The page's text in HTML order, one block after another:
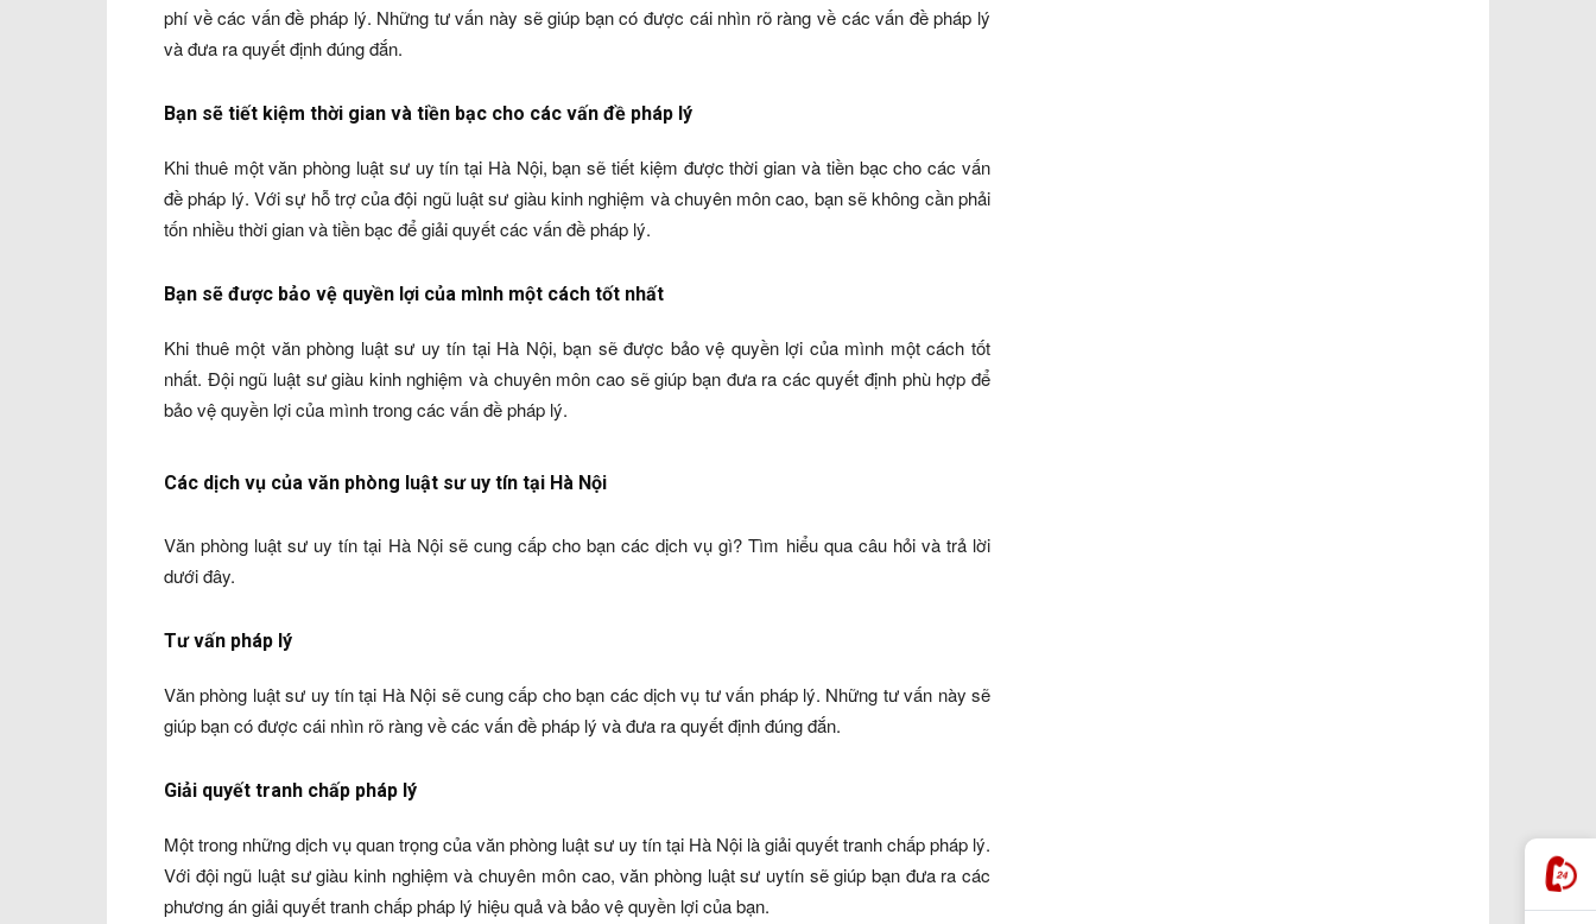
phí về các vấn đề pháp lý. Những tư vấn này sẽ giúp bạn có được cái nhìn rõ ràng về các vấn đề pháp lý
và đưa ra quyết định đúng đắn.
Bạn sẽ tiết kiệm thời gian và tiền bạc cho các vấn đề pháp lý
Khi thuê một văn phòng luật sư uy tín tại Hà Nội, bạn sẽ tiết kiệm được thời gian và tiền bạc cho các vấn
đề pháp lý. Với sự hỗ trợ của đội ngũ luật sư giàu kinh nghiệm và chuyên môn cao, bạn sẽ không cần phải
tốn nhiều thời gian và tiền bạc để giải quyết các vấn đề pháp lý.
Bạn sẽ được bảo vệ quyền lợi của mình một cách tốt nhất
Khi thuê một văn phòng luật sư uy tín tại Hà Nội, bạn sẽ được bảo vệ quyền lợi của mình một cách tốt
nhất. Đội ngũ luật sư giàu kinh nghiệm và chuyên môn cao sẽ giúp bạn đưa ra các quyết định phù hợp để
bảo vệ quyền lợi của mình trong các vấn đề pháp lý.
Các dịch vụ của văn phòng luật sư uy tín tại Hà Nội
Văn phòng luật sư uy tín tại Hà Nội sẽ cung cấp cho bạn các dịch vụ gì? Tìm hiểu qua câu hỏi và trả lời
dưới đây.
Tư vấn pháp lý
Văn phòng luật sư uy tín tại Hà Nội sẽ cung cấp cho bạn các dịch vụ tư vấn pháp lý. Những tư vấn này sẽ
giúp bạn có được cái nhìn rõ ràng về các vấn đề pháp lý và đưa ra quyết định đúng đắn.
Giải quyết tranh chấp pháp lý
Một trong những dịch vụ quan trọng của văn phòng luật sư uy tín tại Hà Nội là giải quyết tranh chấp pháp lý.
Với đội ngũ luật sư giàu kinh nghiệm và chuyên môn cao, văn phòng luật sư uytín sẽ giúp bạn đưa ra các
phương án giải quyết tranh chấp pháp lý hiệu quả và bảo vệ quyền lợi của bạn.